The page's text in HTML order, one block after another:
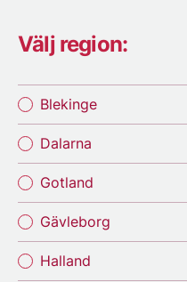
Välj region:
Blekinge
Dalarna
Gotland
Gävleborg
Halland